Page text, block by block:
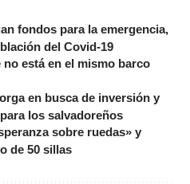
fondos para la emergencia,
del Covid-19
está en el mismo barco
en busca de inversión y
los salvadoreños
sobre ruedas» y
de 50 sillas